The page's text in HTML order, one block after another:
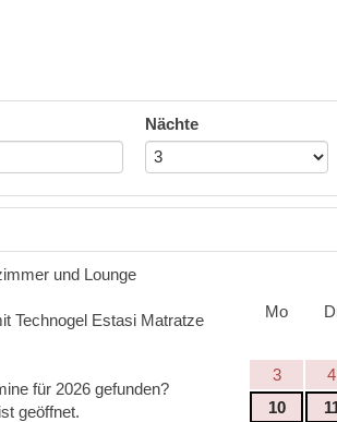
Nächte
und Lounge
Technogel Estasi Matratze
für 2026 gefunden?
geöffnet.
Mo
3
4
10